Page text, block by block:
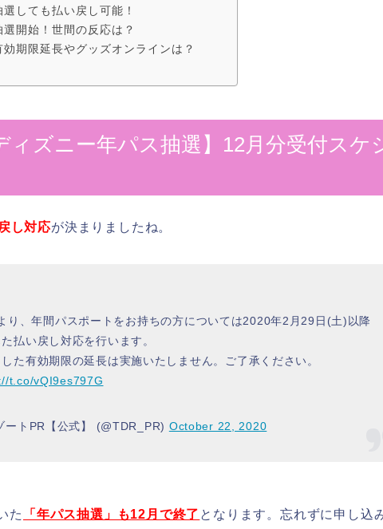
しても払い戻し可能！
選開始！世間の反応は？
効期限延長やグッズオンラインは？
ィズニー年パス抽選】12月分受付スケ
し対応が決まりましたね。
り、年間パスポートをお持ちの方については2020年2月29日(土)以降
払い戻し対応を行います。
た有効期限の延長は実施いたしません。ご了承ください。
t.co/vQI9es797G
トPR【公式】 (@TDR_PR) October 22, 2020
た 「年パス抽選」も12月で終了 となります。忘れずに申し込